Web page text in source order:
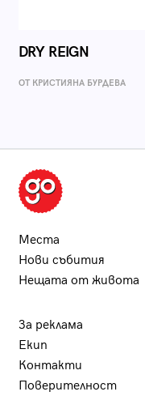
DRY REIGN
ОТ КРИСТИЯНА БУРДЕВА
Места
Нови събития
Нещата от живота
За реклама
Екип
Контакти
Поверителност